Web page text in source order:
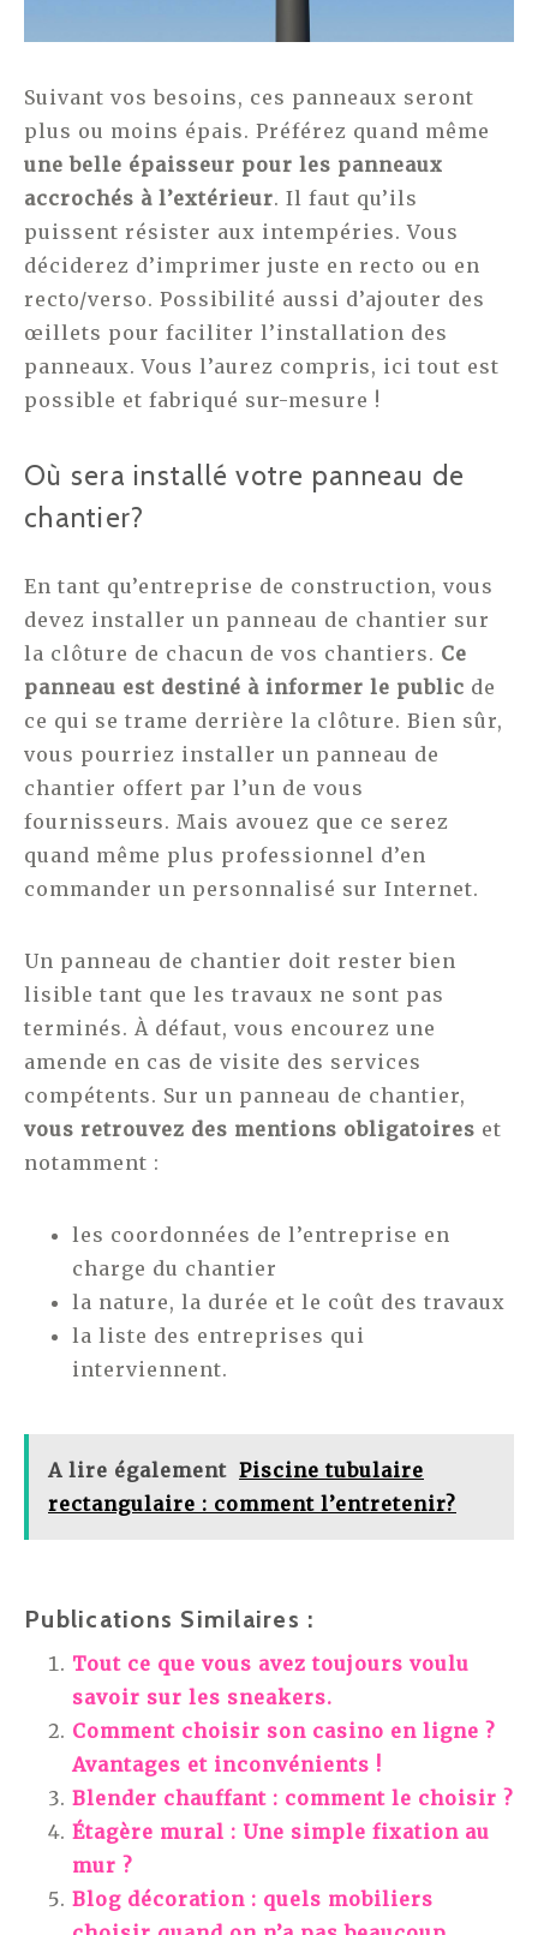
Suivant vos besoins, ces panneaux seront
plus ou moins épais. Préférez quand même
une belle épaisseur pour les panneaux
accrochés à l’extérieur. Il faut qu’ils
puissent résister aux intempéries. Vous
déciderez d’imprimer juste en recto ou en
recto/verso. Possibilité aussi d’ajouter des
œillets pour faciliter l’installation des
panneaux. Vous l’aurez compris, ici tout est
possible et fabriqué sur-mesure !
Où sera installé votre panneau de
chantier?
En tant qu’entreprise de construction, vous
devez installer un panneau de chantier sur
la clôture de chacun de vos chantiers. Ce
panneau est destiné à informer le public de
ce qui se trame derrière la clôture. Bien sûr,
vous pourriez installer un panneau de
chantier offert par l’un de vous
fournisseurs. Mais avouez que ce serez
quand même plus professionnel d’en
commander un personnalisé sur Internet.
Un panneau de chantier doit rester bien
lisible tant que les travaux ne sont pas
terminés. À défaut, vous encourez une
amende en cas de visite des services
compétents. Sur un panneau de chantier,
vous retrouvez des mentions obligatoires et
notamment :
les coordonnées de l’entreprise en
charge du chantier
la nature, la durée et le coût des travaux
la liste des entreprises qui
interviennent.
A lire également Piscine tubulaire
rectangulaire : comment l’entretenir?
Publications Similaires :
Tout ce que vous avez toujours voulu
savoir sur les sneakers.
Comment choisir son casino en ligne ?
Avantages et inconvénients !
Blender chauffant : comment le choisir ?
Étagère mural : Une simple fixation au
mur ?
Blog décoration : quels mobiliers